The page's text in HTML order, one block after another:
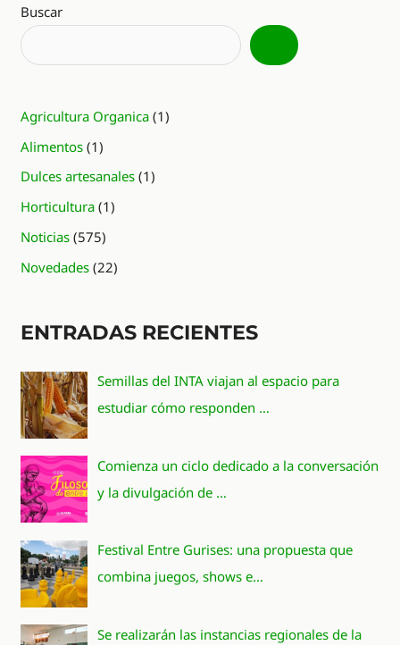
Buscar
Agricultura Organica (1)
Alimentos (1)
Dulces artesanales (1)
Horticultura (1)
Noticias (575)
Novedades (22)
ENTRADAS RECIENTES
Semillas del INTA viajan al espacio para
estudiar cómo responden …
Comienza un ciclo dedicado a la conversación
y la divulgación de …
Festival Entre Gurises: una propuesta que
combina juegos, shows e…
Se realizarán las instancias regionales de la